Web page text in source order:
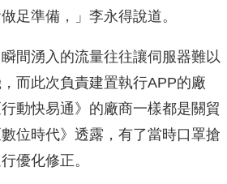
足準備，」李永得說道。
間湧入的流量往往讓伺服器難以
而此次負責建置執行APP的廠
動快易通》的廠商一樣都是關貿
位時代》透露，有了當時口罩搶
優化修正。